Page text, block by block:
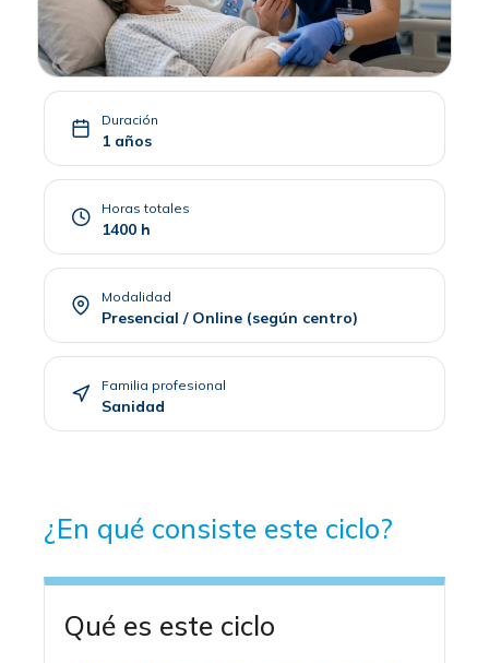
Duración
1 años
Horas totales
1400 h
Modalidad
Presencial / Online (según centro)
Familia profesional
Sanidad
¿En qué consiste este ciclo?
Qué es este ciclo